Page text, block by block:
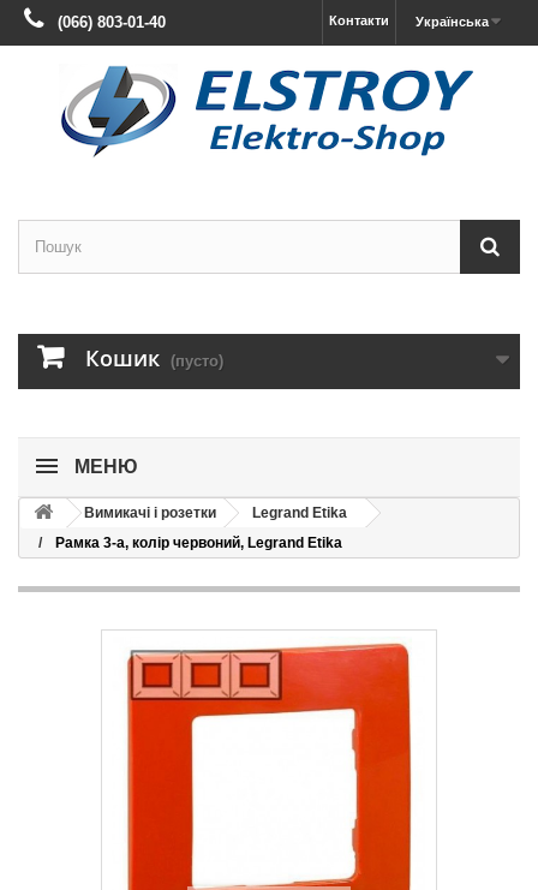
Українська
Контакти
(066) 803-01-40
Кошик (пусто)
МЕНЮ
Вимикачі і розетки
Legrand Etika
Рамка 3-а, колір червоний, Legrand Etika